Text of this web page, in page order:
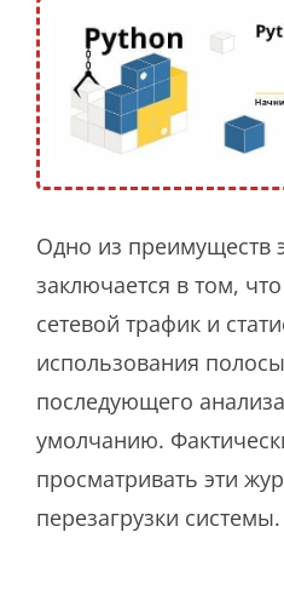
Одно из преимуществ
заключается в том,
сетевой трафик и
использования
последующего
умолчанию.
просматривать эти
перезагрузки системы.